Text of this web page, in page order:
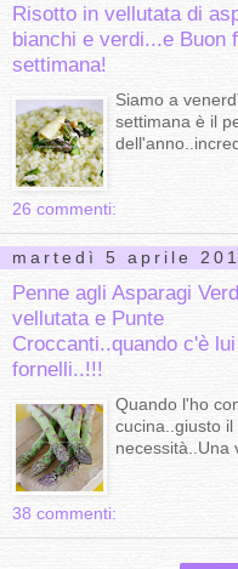
Risotto in vellutata di
bianchi e verdi...e Buon
settimana!
Siamo a
settimana è il
26 commenti:
martedì 5 aprile
Penne agli Asparagi
vellutata e Punte
Croccanti..quando c'è
fornelli..!!!
Quando l'ho
cucina..giusto
necessità..Una
38 commenti: